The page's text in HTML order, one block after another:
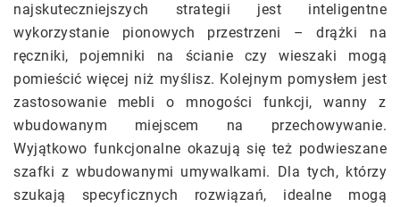
najskuteczniejszych strategii jest inteligentne
wykorzystanie pionowych przestrzeni – drążki na
ręczniki, pojemniki na ścianie czy wieszaki mogą
pomieścić więcej niż myślisz. Kolejnym pomysłem jest
zastosowanie mebli o mnogości funkcji, wanny z
wbudowanym miejscem na przechowywanie.
Wyjątkowo funkcjonalne okazują się też podwieszane
szafki z wbudowanymi umywalkami. Dla tych, którzy
szukają specyficznych rozwiązań, idealne mogą